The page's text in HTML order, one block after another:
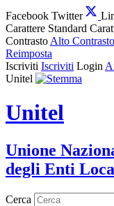
Facebook Twitter
Carattere Standard
Contrasto Alto Contrasto
Reimposta
Iscriviti Iscriviti Login
Unitel
Unitel
Unione
degli Enti
Cerca